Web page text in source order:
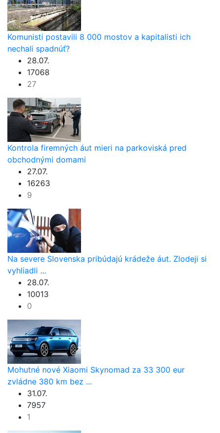
Komunisti postavili 8 000 mostov a kapitalisti ich
nechali spadnúť?
28.07.
17068
27
Kontrola firemných áut mieri na parkoviská pred
obchodnými domami
27.07.
16263
9
Na severe Slovenska pribúdajú krádeže áut. Zlodeji si
vyhliadli ...
28.07.
10013
0
Mohutné nové Xiaomi Skynomad za 33 300 eur
zvládne 380 km bez ...
31.07.
7957
1